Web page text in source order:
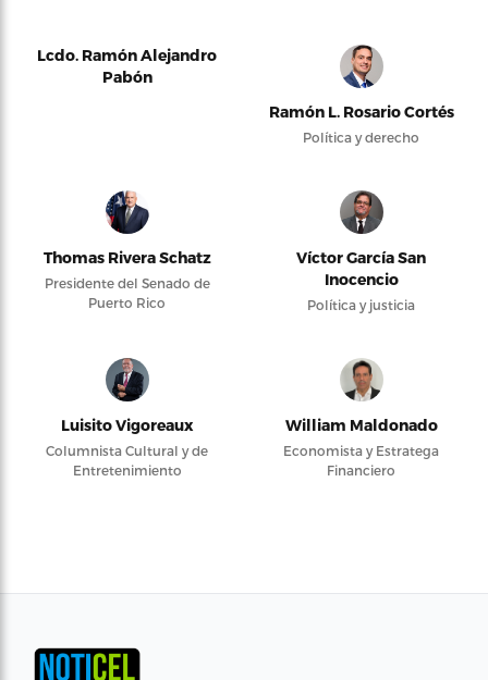
Lcdo. Ramón Alejandro
Pabón
Ramón L. Rosario Cortés
Política y derecho
Thomas Rivera Schatz
Presidente del Senado de
Puerto Rico
Víctor García San
Inocencio
Política y justicia
Luisito Vigoreaux
Columnista Cultural y de
Entretenimiento
William Maldonado
Economista y Estratega
Financiero